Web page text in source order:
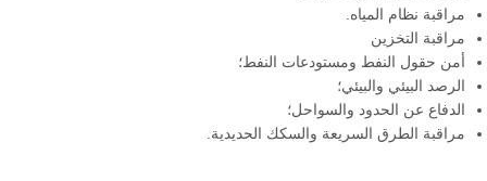
مراقبة نظام المياه.
مراقبة التخزين
أمن حقول النفط ومستودعات النفط؛
الرصد البيئي والبيئي؛
الدفاع عن الحدود والسواحل؛
مراقبة الطرق السريعة والسكك الحديدية.